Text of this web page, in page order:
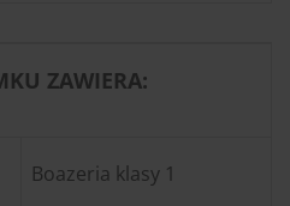
ZAWIERA:
Boazeria klasy 1